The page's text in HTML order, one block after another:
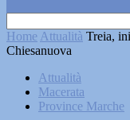
Home Attualità Treia,
Chiesanuova
Attualità
Macerata
Province Marche